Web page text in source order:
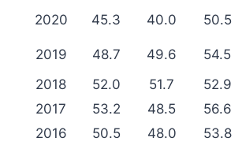
2020
45.3 40.0 50.5
2019 48.7 49.6 54.5
2018
52.0 51.7 52.9
2017
53.2 48.5 56.6
2016
50.5 48.0 53.8